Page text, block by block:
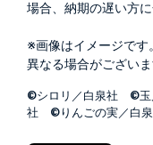
場合、納期の遅い方
※画像はイメージです
異なる場合がございま
©シロリ／白泉社 ©玉
社 ©りんごの実／白